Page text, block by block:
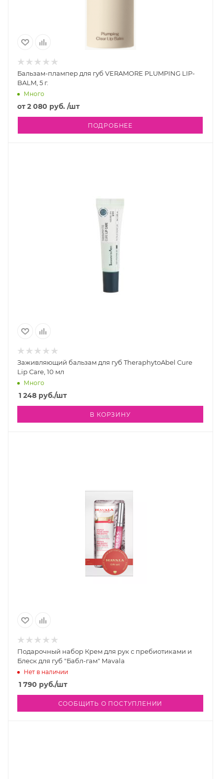
Бальзам-плампер для губ VERAMORE PLUMPING LIP-
BALM, 5 г.
Много
от2 080 руб. /шт
ПОДРОБНЕЕ
Заживляющий бальзам для губ TheraphytoAbel Cure
Lip Care, 10 мл
Много
1 248 руб./шт
В КОРЗИНУ
Подарочный набор Крем для рук с пребиотиками и
Блеск для губ "Бабл-гам" Mavala
Нет в наличии
1 790 руб./шт
СООБЩИТЬ О ПОСТУПЛЕНИИ